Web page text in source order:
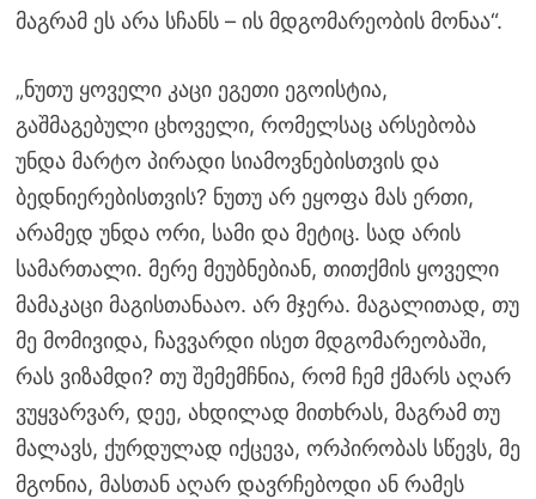
მაგრამ ეს არა სჩანს – ის მდგომარეობის მონაა“.
„ნუთუ ყოველი კაცი ეგეთი ეგოისტია,
გაშმაგებული ცხოველი, რომელსაც არსებობა
უნდა მარტო პირადი სიამოვნებისთვის და
ბედნიერებისთვის? ნუთუ არ ეყოფა მას ერთი,
არამედ უნდა ორი, სამი და მეტიც. სად არის
სამართალი. მერე მეუბნებიან, თითქმის ყოველი
მამაკაცი მაგისთანააო. არ მჯერა. მაგალითად, თუ
მე მომივიდა, ჩავვარდი ისეთ მდგომარეობაში,
რას ვიზამდი? თუ შემემჩნია, რომ ჩემ ქმარს აღარ
ვუყვარვარ, დეე, ახდილად მითხრას, მაგრამ თუ
მალავს, ქურდულად იქცევა, ორპირობას სწევს, მე
მგონია, მასთან აღარ დავრჩებოდი ან რამეს